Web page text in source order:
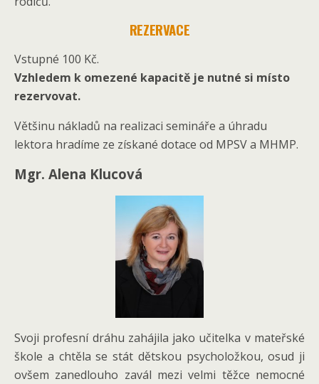
REZERVACE
Vstupné 100 Kč.
Vzhledem k omezené kapacitě je nutné si místo
rezervovat.
Většinu nákladů na realizaci semináře a úhradu
lektora hradíme ze získané dotace od MPSV a MHMP.
Mgr. Alena Klucová
Svoji profesní dráhu zahájila jako učitelka v mateřské
škole a chtěla se stát dětskou psycholožkou, osud ji
ovšem zanedlouho zavál mezi velmi těžce nemocné